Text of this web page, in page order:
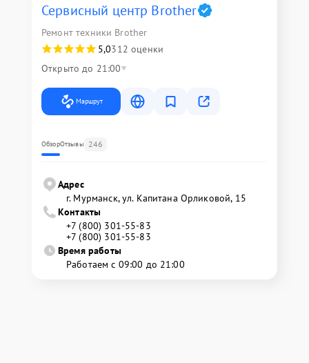
Сервисный центр Brother
Ремонт техники Brother
5,0312 оценки
Открыто до 21:00
Маршрут
ОбзорОтзывы 246
Адрес
г. Мурманск, ул. Капитана Орликовой, 15
Контакты
+7 (800) 301-55-83
+7 (800) 301-55-83
Время работы
Работаем с 09:00 до 21:00